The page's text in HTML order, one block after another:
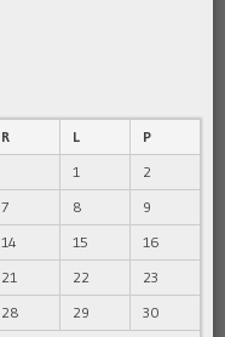
R L
P
1
2
7 8
9
14 15
16
21 22
23
28 29
30